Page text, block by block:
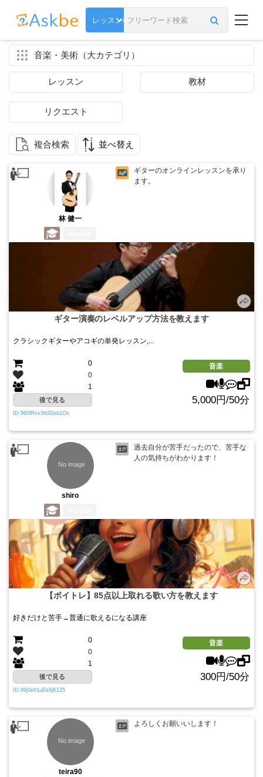
音楽・美術（大カテゴリ）
レッスン 教材
リクエスト
複合検索 並べ替え
林 健一
ギターのオンラインレッスンを承り
ます。
ギター演奏のレベルアップ方法を教えます
クラシックギターやアコギの単発レッスン,...
0
0
1
音楽
後で見る 5,000円/50分
ID:960lRvv3h0Dkb1Ox
shiro
過去自分が苦手だったので、苦手な
人の気持ちがわかります！
【ボイトレ】85点以上取れる歌い方を教えます
好きだけと苦手→普通に歌えるになる講座
0
0
1
音楽
後で見る 300円/50分
ID:99j0e61uEk8jK125
teira90
よろしくお願いいします！